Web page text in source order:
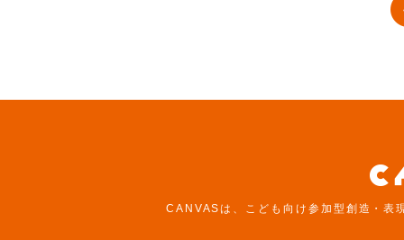
CANVASは、こども向け参加型創造・表